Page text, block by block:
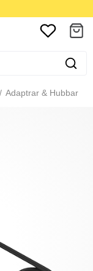
Adaptrar & Hubbar